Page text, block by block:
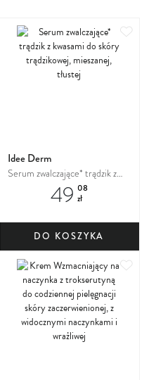
Dodaj do ulubionych
Idee Derm
Serum zwalczające* trądzik z
kwasami do skóry trądzikowej,
mieszanej, tłustej
49 08
zł
DO KOSZYKA
Dodaj do ulubionych